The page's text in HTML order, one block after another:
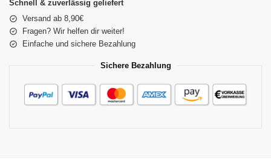
Schnell & zuverlässig geliefert
Versand ab 8,90€
Fragen? Wir helfen dir weiter!
Einfache und sichere Bezahlung
Sichere Bezahlung